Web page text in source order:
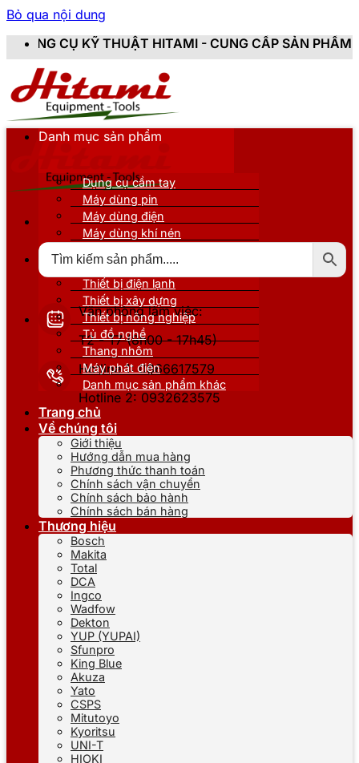
Bỏ qua nội dung
HITAMI - CUNG CẤP SẢN PHẨM CHÍNH HÃNG,
Văn phòng làm việc:
T2 - T7 (8h00 - 17h45)
Hotline 1: 0866617579
Hotline 2: 0932623575
Danh mục sản phẩm
Dụng cụ cầm tay
Máy dùng pin
Máy dùng điện
Máy dùng khí nén
Thiết bị nâng đỡ
Thiết bị điện lạnh
Thiết bị xây dựng
Thiết bị nông nghiệp
Tủ đồ nghề
Thang nhôm
Máy phát điện
Danh mục sản phẩm khác
Trang chủ
Về chúng tôi
Giới thiệu
Hướng dẫn mua hàng
Phương thức thanh toán
Chính sách vận chuyển
Chính sách bảo hành
Chính sách bán hàng
Thương hiệu
Bosch
Makita
Total
DCA
Ingco
Wadfow
Dekton
YUP (YUPAI)
Sfunpro
King Blue
Akuza
Yato
CSPS
Mitutoyo
Kyoritsu
UNI-T
HIOKI